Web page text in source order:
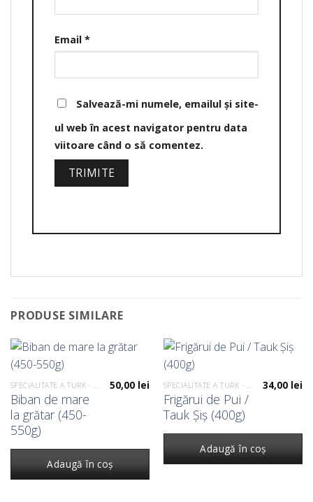
Email *
Salvează-mi numele, emailul și site-
ul web în acest navigator pentru data
viitoare când o să comentez.
PRODUSE SIMILARE
Biban de mare
la grătar (450-
550g)
50,00 lei
Adaugă în coș
Frigărui de Pui /
Tauk Șiș (400g)
34,00 lei
Adaugă în coș